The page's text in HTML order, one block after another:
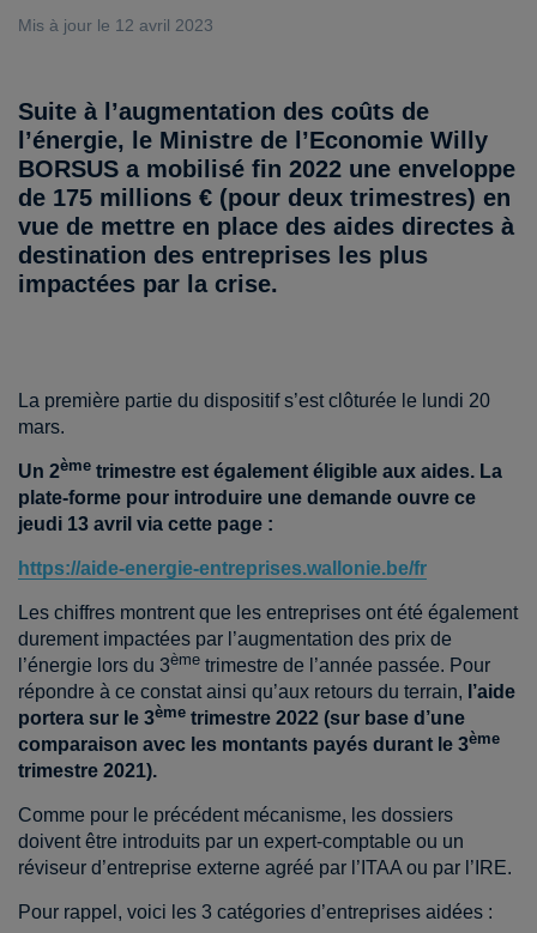
Mis à jour le 12 avril 2023
Suite à l’augmentation des coûts de
l’énergie, le Ministre de l’Economie Willy
BORSUS a mobilisé fin 2022 une enveloppe
de 175 millions € (pour deux trimestres) en
vue de mettre en place des aides directes à
destination des entreprises les plus
impactées par la crise.
La première partie du dispositif s’est clôturée le lundi 20
mars.
Un 2ème trimestre est également éligible aux aides. La
plate-forme pour introduire une demande ouvre ce
jeudi 13 avril via cette page :
https://aide-energie-entreprises.wallonie.be/fr
Les chiffres montrent que les entreprises ont été également
durement impactées par l’augmentation des prix de
l’énergie lors du 3ème trimestre de l’année passée. Pour
répondre à ce constat ainsi qu’aux retours du terrain, l’aide
portera sur le 3ème trimestre 2022 (sur base d’une
comparaison avec les montants payés durant le 3ème
trimestre 2021).
Comme pour le précédent mécanisme, les dossiers
doivent être introduits par un expert-comptable ou un
réviseur d’entreprise externe agréé par l’ITAA ou par l’IRE.
Pour rappel, voici les 3 catégories d’entreprises aidées :